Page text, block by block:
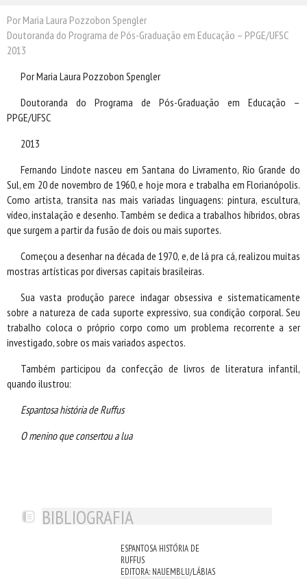
TRADUTORES
PRÓXIMAS EDIÇÕES
Por Maria Laura Pozzobon Spengler
Doutoranda do Programa de Pós-Graduação em Educação – PPGE/UFSC
2013
Por Maria Laura Pozzobon Spengler
Doutoranda do Programa de Pós-Graduação em Educação –
PPGE/UFSC
2013
Fernando Lindote nasceu em Santana do Livramento, Rio Grande do
Sul, em 20 de novembro de 1960, e hoje mora e trabalha em Florianópolis.
Como artista, transita nas mais variadas linguagens: pintura, escultura,
vídeo, instalação e desenho. Também se dedica a trabalhos híbridos, obras
que surgem a partir da fusão de dois ou mais suportes.
Começou a desenhar na década de 1970, e, de lá pra cá, realizou muitas
mostras artísticas por diversas capitais brasileiras.
Sua vasta produção parece indagar obsessiva e sistematicamente
sobre a natureza de cada suporte expressivo, sua condição corporal. Seu
trabalho coloca o próprio corpo como um problema recorrente a ser
investigado, sobre os mais variados aspectos.
Também participou da confecção de livros de literatura infantil,
quando ilustrou:
Espantosa história de Ruffus
O menino que consertou a lua
BIBLIOGRAFIA
ESPANTOSA HISTÓRIA DE
RUFFUS
EDITORA: NAUEMBLU/LÁBIAS